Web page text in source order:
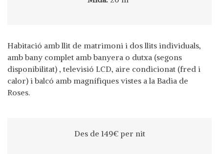
Habitació amb llit de matrimoni i dos llits individuals,
amb bany complet amb banyera o dutxa (segons
disponibilitat) , televisió LCD, aire condicionat (fred i
calor) i balcó amb magnífiques vistes a la Badia de
Roses.
Des de 149€ per nit